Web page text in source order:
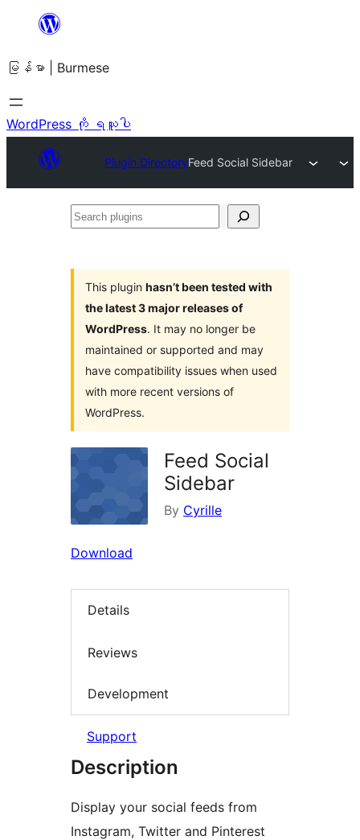
အကြောင်းအရာ
ကျော်သွား
ရန်
မြန်မာ | Burmese
WordPress ကို ရယူပါ
Plugin DirectoryFeed Social Sidebar
Search
This plugin hasn’t been tested with
the latest 3 major releases of
WordPress. It may no longer be
maintained or supported and may
have compatibility issues when used
with more recent versions of
WordPress.
Feed Social
Sidebar
By Cyrille
Download
Details
Reviews
Development
Support
Description
Display your social feeds from
Instagram, Twitter and Pinterest